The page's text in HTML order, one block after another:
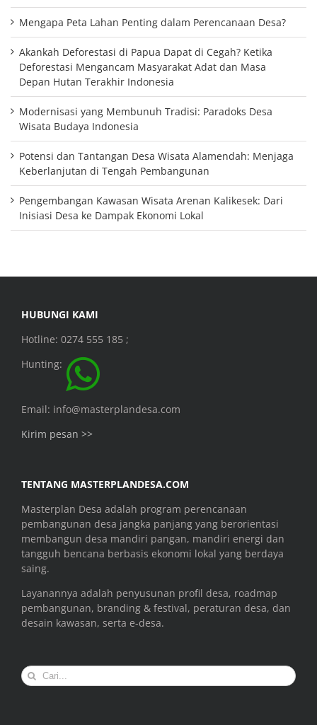
Mengapa Peta Lahan Penting dalam Perencanaan Desa?
Akankah Deforestasi di Papua Dapat di Cegah? Ketika
Deforestasi Mengancam Masyarakat Adat dan Masa
Depan Hutan Terakhir Indonesia
Modernisasi yang Membunuh Tradisi: Paradoks Desa
Wisata Budaya Indonesia
Potensi dan Tantangan Desa Wisata Alamendah: Menjaga
Keberlanjutan di Tengah Pembangunan
Pengembangan Kawasan Wisata Arenan Kalikesek: Dari
Inisiasi Desa ke Dampak Ekonomi Lokal
HUBUNGI KAMI
Hotline: 0274 555 185 ;
Hunting:
Email: info@masterplandesa.com
Kirim pesan >>
TENTANG MASTERPLANDESA.COM
Masterplan Desa adalah program perencanaan
pembangunan desa jangka panjang yang berorientasi
membangun desa mandiri pangan, mandiri energi dan
tangguh bencana berbasis ekonomi lokal yang berdaya
saing.
Layanannya adalah penyusunan profil desa, roadmap
pembangunan, branding & festival, peraturan desa, dan
desain kawasan, serta e-desa.
Search
for: